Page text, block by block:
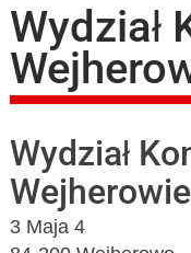
Wydział
Wydział
Wejherowie
3 Maja 4